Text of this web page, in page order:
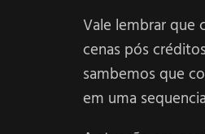
Vale lembrar que
cenas pós
sambemos que
em uma